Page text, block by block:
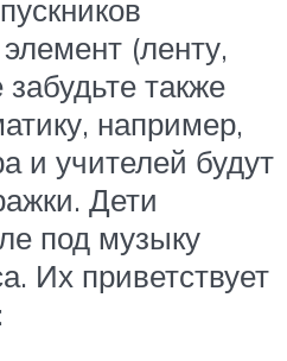
(ленту,
также
например,
и учителей будут
Дети
под музыку
Их приветствует